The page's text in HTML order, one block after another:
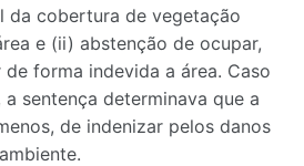
da cobertura de vegetação
e (ii) abstenção de ocupar,
forma indevida a área. Caso
sentença determinava que a
de indenizar pelos danos